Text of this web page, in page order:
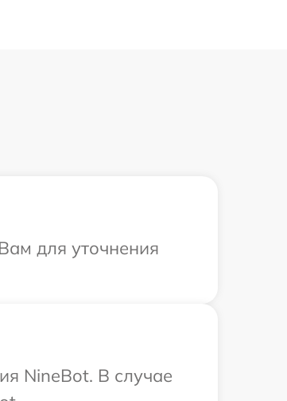
для уточнения
NineBot. В случае